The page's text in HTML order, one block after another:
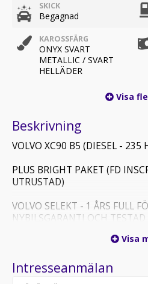
SKICK
Begagnad
KAROSSFÄRG
ONYX SVART
METALLIC / SVART
HELLÄDER
Visa
Beskrivning
VOLVO XC90 B5 (DIESEL - 235
PLUS BRIGHT PAKET (FD
UTRUSTAD)
VOLVO SELEKT - 1 ÅRS FULL
NYBILSGARANTI OCH
Visa
Intresseanmälan